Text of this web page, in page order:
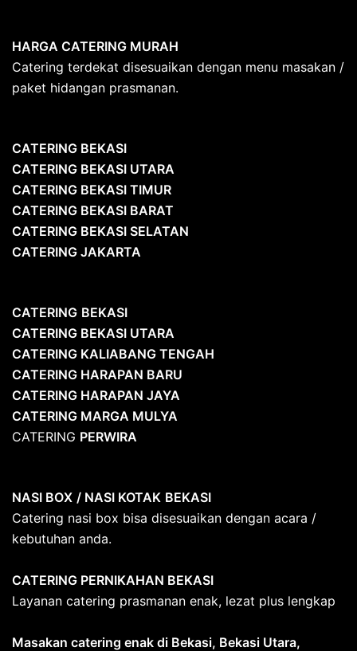
HARGA CATERING MURAH
Catering terdekat disesuaikan dengan menu masakan /
paket hidangan prasmanan.
CATERING BEKASI
CATERING BEKASI UTARA
CATERING BEKASI TIMUR
CATERING BEKASI BARAT
CATERING BEKASI SELATAN
CATERING JAKARTA
CATERING BEKASI
CATERING BEKASI UTARA
CATERING KALIABANG TENGAH
CATERING HARAPAN BARU
CATERING HARAPAN JAYA
CATERING MARGA MULYA
CATERING PERWIRA
NASI BOX / NASI KOTAK BEKASI
Catering nasi box bisa disesuaikan dengan acara /
kebutuhan anda.
CATERING PERNIKAHAN BEKASI
Layanan catering prasmanan enak, lezat plus lengkap
Masakan catering enak di Bekasi, Bekasi Utara,